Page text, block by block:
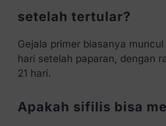
setelah tertular?
Gejala primer biasanya
hari setelah paparan, dengan
21 hari.
Apakah sifilis bisa